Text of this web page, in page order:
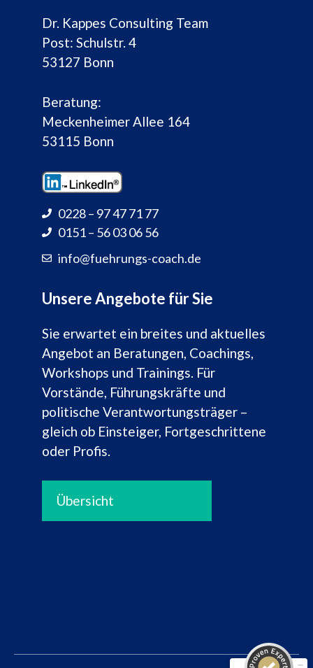
Dr. Kappes Consulting Team
Post: Schulstr. 4
53127 Bonn
Beratung:
Meckenheimer Allee 164
53115 Bonn
0228 – 97 47 71 77
0151 – 56 03 06 56
info@fuehrungs-coach.de
Unsere Angebote für Sie
Sie erwartet ein breites und aktuelles
Angebot an Beratungen, Coachings,
Workshops und Trainings. Für
Vorstände, Führungskräfte und
politische Verantwortungsträger –
gleich ob Einsteiger, Fortgeschrittene
oder Profis.
Übersicht